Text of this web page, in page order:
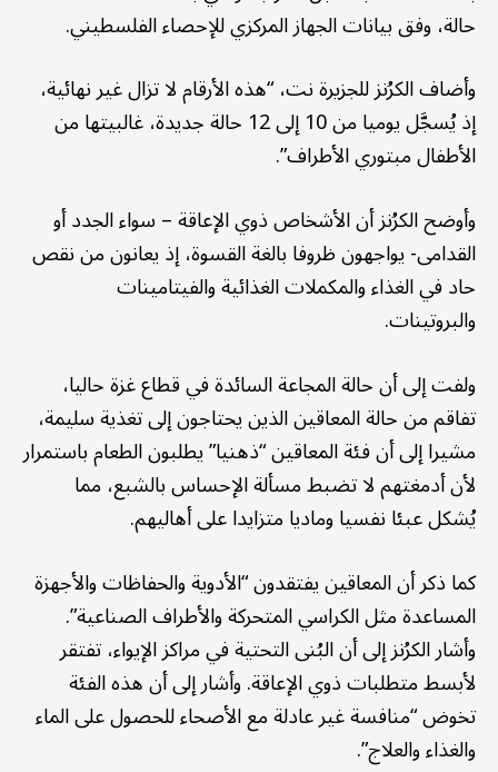
حالة، وفق بيانات الجهاز المركزي للإحصاء الفلسطيني.
وأضاف الكرُنز للجزيرة نت، “هذه الأرقام لا تزال غير نهائية،
إذ يُسجَّل يوميا من 10 إلى 12 حالة جديدة، غالبيتها من
الأطفال مبتوري الأطراف”.
وأوضح الكرُنز أن الأشخاص ذوي الإعاقة – سواء الجدد أو
القدامى- يواجهون ظروفا بالغة القسوة، إذ يعانون من نقص
حاد في الغذاء والمكملات الغذائية والفيتامينات
والبروتينات.
ولفت إلى أن حالة المجاعة السائدة في قطاع غزة حاليا،
تفاقم من حالة المعاقين الذين يحتاجون إلى تغذية سليمة،
مشيرا إلى أن فئة المعاقين “ذهنيا” يطلبون الطعام باستمرار
لأن أدمغتهم لا تضبط مسألة الإحساس بالشبع، مما
يُشكل عبئا نفسيا وماديا متزايدا على أهاليهم.
كما ذكر أن المعاقين يفتقدون “الأدوية والحفاظات والأجهزة
المساعدة مثل الكراسي المتحركة والأطراف الصناعية”.
وأشار الكرُنز إلى أن البُنى التحتية في مراكز الإيواء، تفتقر
لأبسط متطلبات ذوي الإعاقة. وأشار إلى أن هذه الفئة
تخوض “منافسة غير عادلة مع الأصحاء للحصول على الماء
والغذاء والعلاج”.